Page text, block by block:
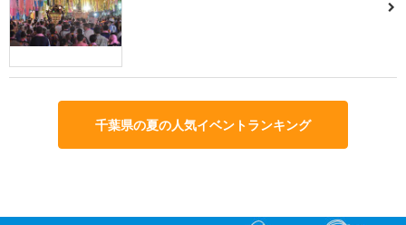
千葉県の夏の人気イベントランキング